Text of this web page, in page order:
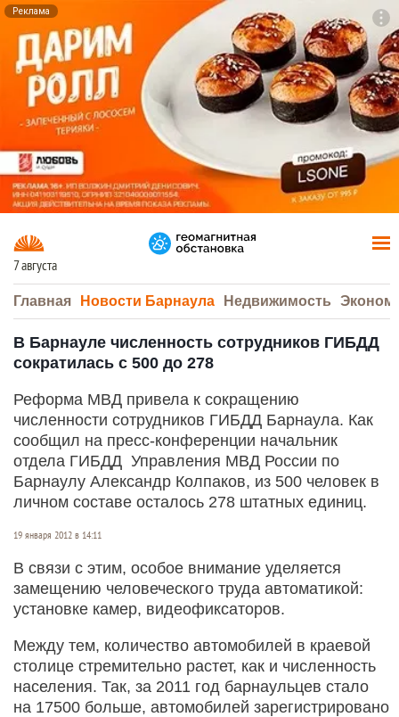
Реклама
7 августа
Главная Новости Барнаула Недвижимость
В Барнауле численность сотрудников ГИБДД
сократилась с 500 до 278
Реформа МВД привела к сокращению
численности сотрудников ГИБДД Барнаула. Как
сообщил на пресс-конференции начальник
отдела ГИБДД Управления МВД России по
Барнаулу Александр Колпаков, из 500 человек в
личном составе осталось 278 штатных единиц.
19 января 2012 в 14:11
В связи с этим, особое внимание уделяется
замещению человеческого труда автоматикой:
установке камер, видеофиксаторов.
Между тем, количество автомобилей в краевой
столице стремительно растет, как и численность
населения. Так, за 2011 год барнаульцев стало
на 17500 больше, автомобилей зарегистрировано